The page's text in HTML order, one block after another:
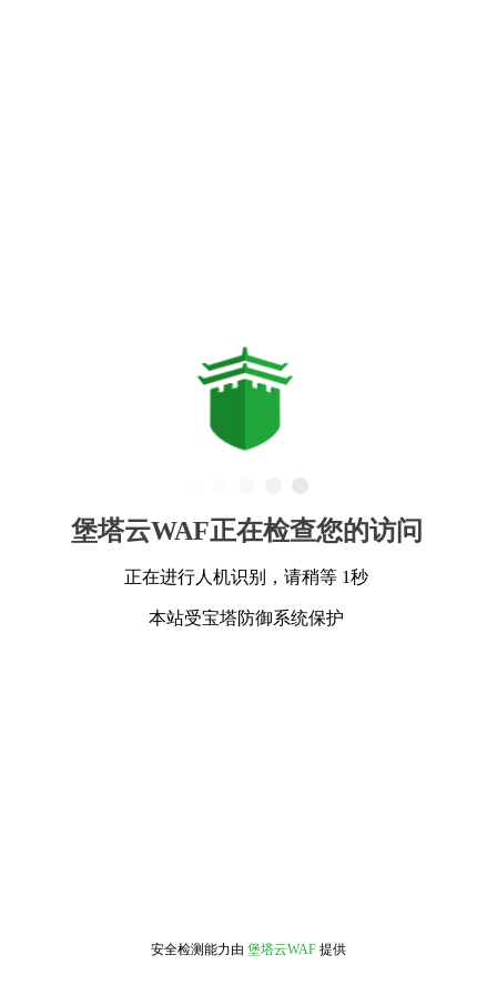
堡塔云WAF正在检查您的访问
正在进行人机识别，请稍等 1秒
本站受宝塔防御系统保护
安全检测能力由 堡塔云WAF 提供